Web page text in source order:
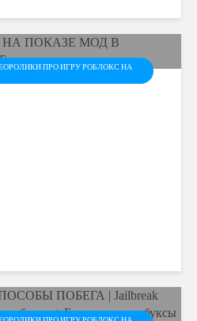
ПРО ИГРУ РОБЛОКС НА